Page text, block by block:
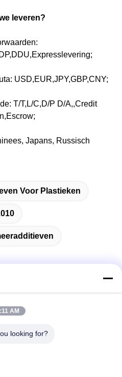
leveren?
USD,EUR,JPY,GBP,CNY;
T/T,L/C,D/P D/A,,Credit
Japans, Russisch
Voor Plastieken
Yinxiu, Wuxi-Stad, Jiangsu,
AM
looking for?